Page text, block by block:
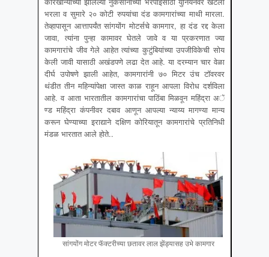
भरला व सुमारे २० कोटी रुपयांचा दंड कामगारांच्या माथी मारला.
तेव्हापासून आत्तापर्यंत सांगयोंग मोटर्सचे कामगार, हा दंड रद्द केला
जावा, त्यांना पुन्हा कामावर घेतले जावे व या प्रकरणात ज्या
कामगारांचे जीव गेले आहेत त्यांच्या कुटुंबियांच्या उपजीविकेची सोय
केली जावी यासाठी अखंडपणे लढा देत आहे. या दरम्यान चार वेळा
दीर्घ उपोषणे झाली आहेत, कामगारांनी ७० मिटर उंच टॉवरवर
थंडीत तीन महिन्यांपेक्षा जास्त काळ राहून आपला विरोध दर्शविला
आहे. व आता भारतातील कामगारांचा पाठिंबा मिळवून महिंद्रा अॅ
ण्ड महिंद्रा कंपनीवर दबाव आणून आपल्या न्याय्य मागण्या मान्य
करून घेण्याच्या इराद्याने दक्षिण कोरियातून कामगारांचे प्रतिनिधी
मंडळ भारतात आले होते..
सांगयोंग मोटर फॅक्टरीच्या छतावर लाल झेंड्यासह उभे कामगार